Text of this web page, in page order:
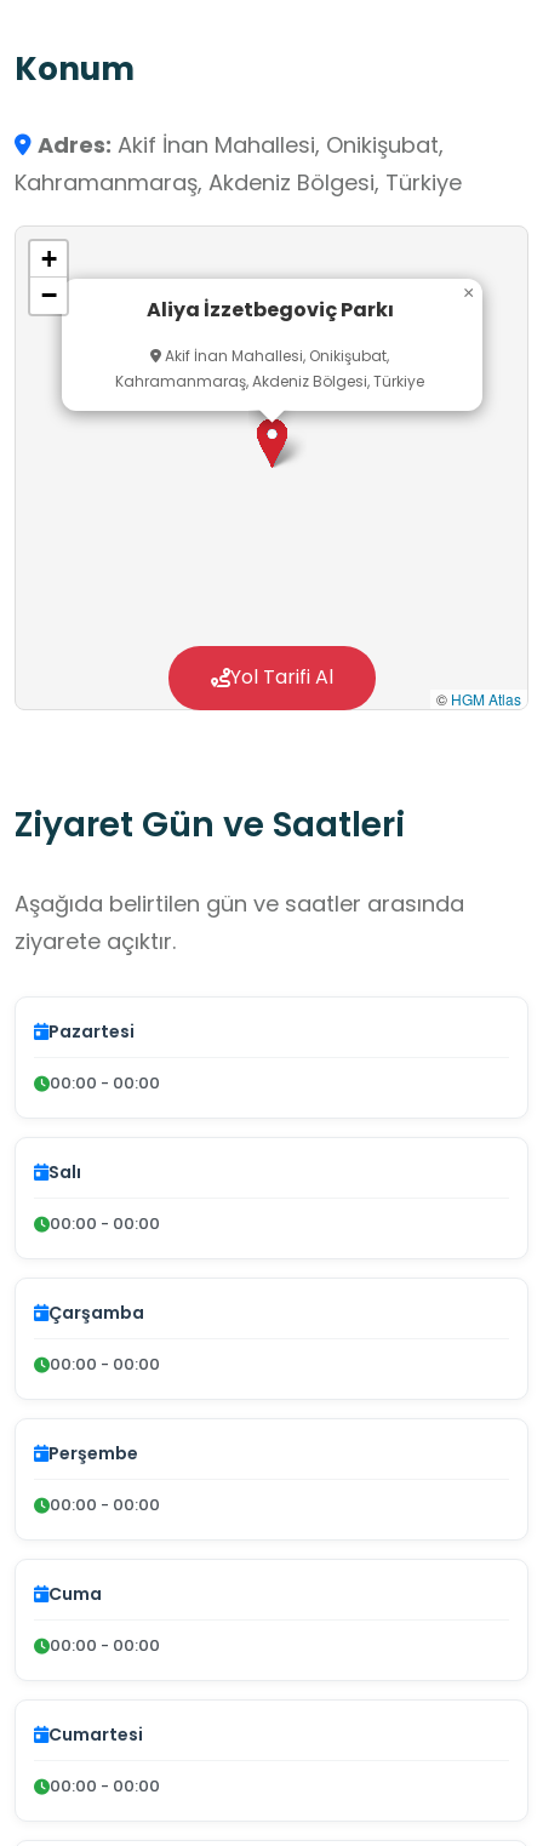
Anıt ve İsim Alanı: Öğrenciler, Aliya
"Liderlik", "Adalet" ve "Özgürlük" kavramlarını
(Değerler Eğitimi) parkın girişindeki
bilgilendirme alanlarında işleyeceklerdir.
Yeşil Alanlar ve Botanik Bölümler: Parkın zengin
ağaç çeşitliliği ve bitki dokusu, Fen Bilimleri
"Mevsimsel Değişimler" konularının
gözlemlenmesi için aktif öğrenme ortamı
Konum
Adres: Akif İnan Mahallesi, Onikişubat,
Kahramanmaraş, Akdeniz Bölgesi, Türkiye
Aliya İzzetbegoviç Parkı
Akif İnan Mahallesi, Onikişubat,
Kahramanmaraş, Akdeniz Bölgesi, Türkiye
×
+
−
© HGM Atlas
Yol Tarifi Al
Ziyaret Gün ve Saatleri
Aşağıda belirtilen gün ve saatler arasında
ziyarete açıktır.
Pazartesi
00:00 - 00:00
Salı
00:00 - 00:00
Çarşamba
00:00 - 00:00
Perşembe
00:00 - 00:00
Cuma
00:00 - 00:00
Cumartesi
00:00 - 00:00